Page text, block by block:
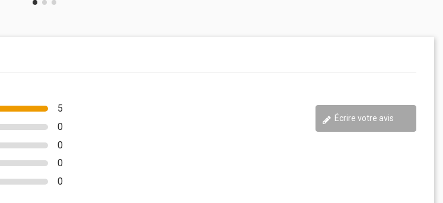
5
0
0
0
0
Écrire votre avis